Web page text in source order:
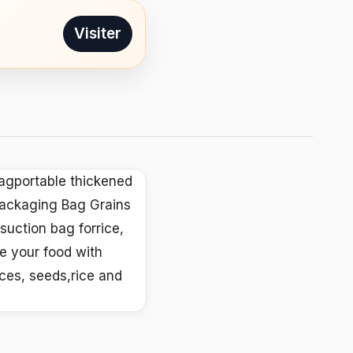
Visiter
thickened
Bag Grains
bag forrice,
your food with
seeds,rice and